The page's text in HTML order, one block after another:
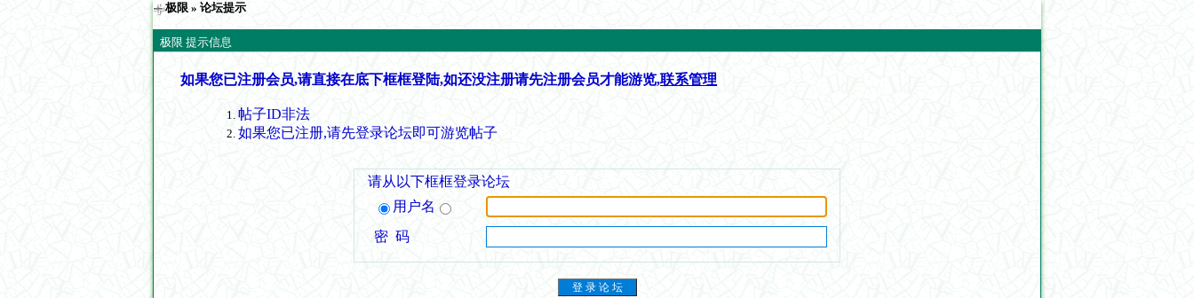
极限 » 论坛提示
极限 提示信息
如果您已注册会员,请直接在底下框框登陆,如还没注册请先注册会员才能游览,联系管理
帖子ID非法
如果您已注册,请先登录论坛即可游览帖子
请从以下框框登录论坛
用户名
密 码